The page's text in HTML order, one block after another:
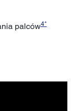
palców4*